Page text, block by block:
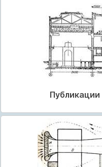
Публикации